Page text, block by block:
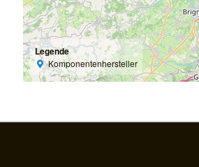
Legende
Komponentenhersteller